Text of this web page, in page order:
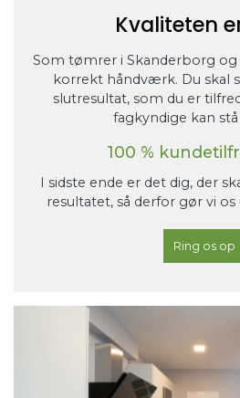
Kvaliteten
Som tømrer i Skanderborg
korrekt håndværk. Du skal
slutresultat, som du er
fagkyndige kan
100 %
I sidste ende er det dig, der
resultatet, så derfor gør vi
Ring os op